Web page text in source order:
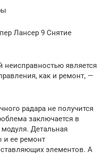
Лансер 9 Снятие
является
как и ремонт, —
радара не получится
заключается в
Детальная
и ее ремонт
элементов. А